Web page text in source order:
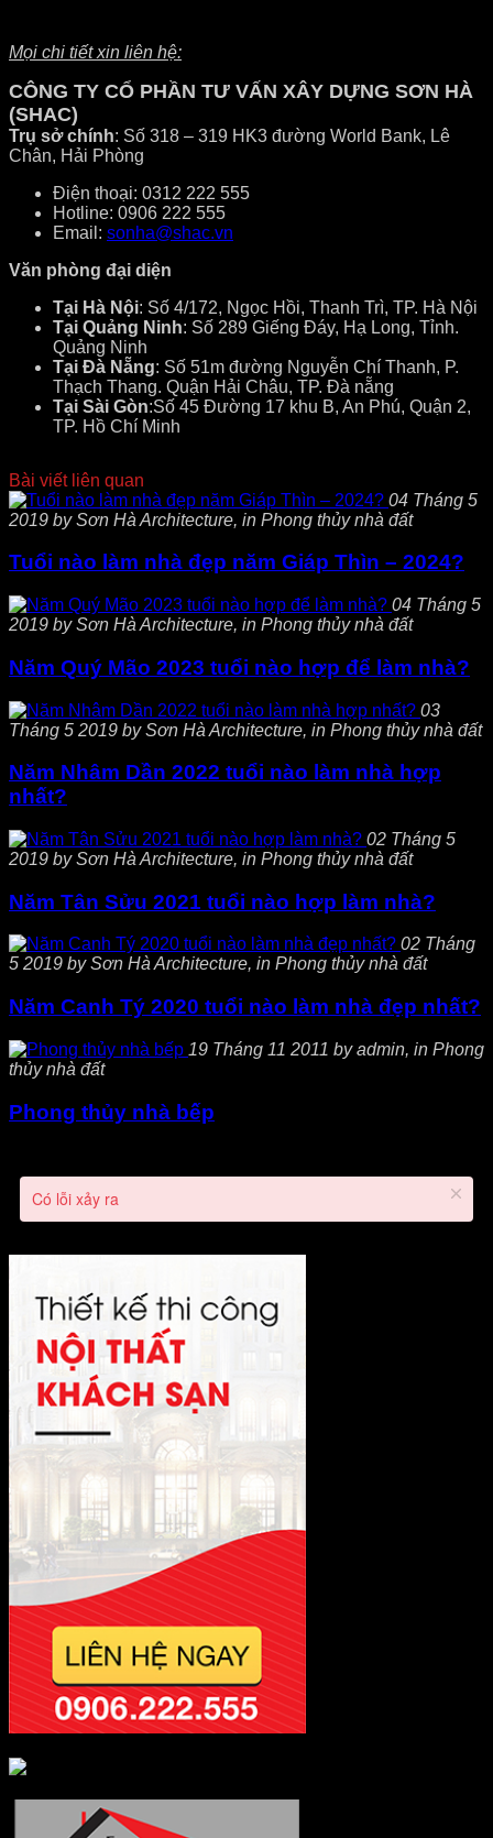
Mọi chi tiết xin liên hệ:
CÔNG TY CỔ PHẦN TƯ VẤN XÂY DỰNG SƠN HÀ
(SHAC)
Trụ sở chính: Số 318 – 319 HK3 đường World Bank, Lê
Chân, Hải Phòng
Điện thoại: 0312 222 555
Hotline: 0906 222 555
Email: sonha@shac.vn
Văn phòng đại diện
Tại Hà Nội: Số 4/172, Ngọc Hồi, Thanh Trì, TP. Hà Nội
Tại Quảng Ninh: Số 289 Giếng Đáy, Hạ Long, Tỉnh.
Quảng Ninh
Tại Đà Nẵng: Số 51m đường Nguyễn Chí Thanh, P.
Thạch Thang. Quận Hải Châu, TP. Đà nẵng
Tại Sài Gòn:Số 45 Đường 17 khu B, An Phú, Quận 2,
TP. Hồ Chí Minh
Bài viết liên quan
04 Tháng 5
2019 by Sơn Hà Architecture, in Phong thủy nhà đất
Tuổi nào làm nhà đẹp năm Giáp Thìn – 2024?
04 Tháng 5
2019 by Sơn Hà Architecture, in Phong thủy nhà đất
Năm Quý Mão 2023 tuổi nào hợp để làm nhà?
03
Tháng 5 2019 by Sơn Hà Architecture, in Phong thủy nhà đất
Năm Nhâm Dần 2022 tuổi nào làm nhà hợp
nhất?
02 Tháng 5
2019 by Sơn Hà Architecture, in Phong thủy nhà đất
Năm Tân Sửu 2021 tuổi nào hợp làm nhà?
02 Tháng
5 2019 by Sơn Hà Architecture, in Phong thủy nhà đất
Năm Canh Tý 2020 tuổi nào làm nhà đẹp nhất?
19 Tháng 11 2011 by admin, in Phong
thủy nhà đất
Phong thủy nhà bếp
Có lỗi xảy ra